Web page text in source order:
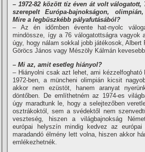
– 1972-82 között tí­z éven át volt válogatott,
szerepelt Európa-bajnokságon,
Mire a legbüszkébb pályafutásából?
– Az én időmben évente hat-nyolc
mindössze, í­gy a 76 válogatottságra vagyok
úgy, hogy nálam sokkal jobb játékosok, Albert
Göröcs János vagy Mészöly Kálmán
– Mi az, amit esetleg hiányol?
– Hiányolni csak azt lehet, ami kézzelfogható
1972-ben, a müncheni olimpián kicsit
akkor nem ezüstöt, hanem aranyat
döntőben. De emlí­thetném az 1974-es
úgy maradtunk le, hogy a selejtezőben
osztrákoktól, sem a svédektől nem
veszteség, hiszen a világbajnokság
európai helyszí­n mindig kedvez az európai
maradandó élmény lett volna, hiszen akkor
emlékezhetnék.